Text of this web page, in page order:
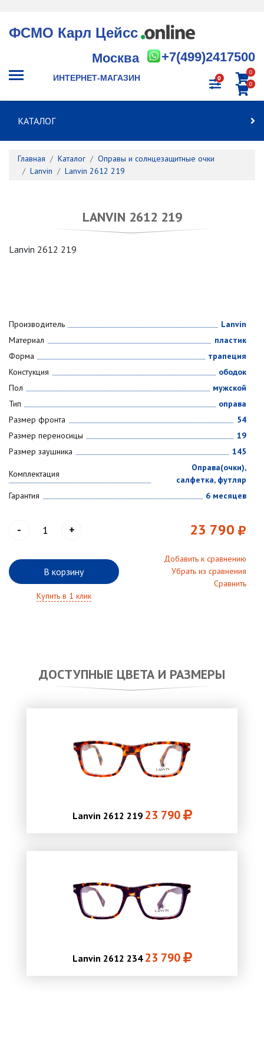
ФСМО Карл Цейсс
+7(499)2417500
Москва
ИНТЕРНЕТ-МАГАЗИН 0
0
0
КАТАЛОГ
Главная Каталог
Оправы и солнцезащитные очки
Lanvin
Lanvin 2612 219
LANVIN 2612 219
Lanvin 2612 219
Производитель
Lanvin
Материал
пластик
Форма
трапеция
Констукция
ободок
Пол
мужской
Тип
оправа
Размер фронта
54
Размер переносицы
19
Размер заушника
145
Комплектация
Оправа(очки),
салфетка, футляр
Гарантия
6 месяцев
- + 23 790
В корзину
Добавить к сравнению
Убрать из сравнения
Сравнить
Купить в 1 клик
ДОСТУПНЫЕ ЦВЕТА И РАЗМЕРЫ
Lanvin 2612 219 23 790
Lanvin 2612 234 23 790